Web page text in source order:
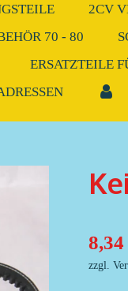
2CV
70 - 80
ERSATZTEILE
8,34
zzgl.